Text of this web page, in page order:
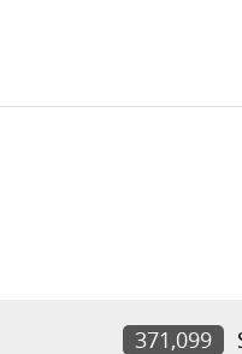
371,099